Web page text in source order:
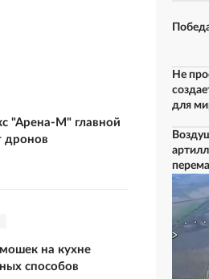
"Арена-М" главной
дронов
на кухне
способов
Не
для